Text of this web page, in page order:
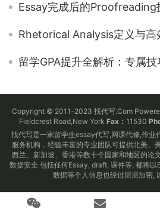
Essay完成后的Proofreading技
Rhetorical Analysis定义与高
留学GPA提升全解析：专属技
Copyright © 2011-2023 找代写.Com
Fieldcrest Road,New York Fax： 11530
找代写是一家留学生essay代写,网课代修,作业
服务机构，经验丰富的专业团队可提供北美、
西兰、新加坡、香港等数十个国家和地区的论
数据安全 包括任何Essay, draft, 课件等, 都将
数据等个人信息也经过层层加密,